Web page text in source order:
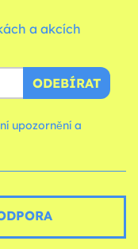
a akcích
ODEBÍRAT
upozornění a